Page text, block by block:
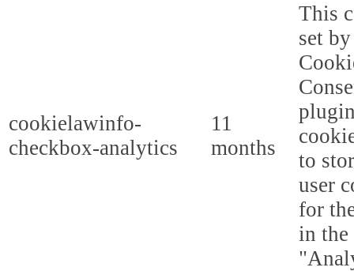
cookielawinfo-
checkbox-analytics
11
months
This
set
to
user
for
in the